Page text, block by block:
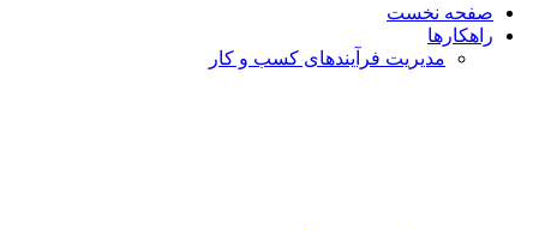
صفحه نخست
راهکارها
مدیریت فرآیندهای کسب و کار